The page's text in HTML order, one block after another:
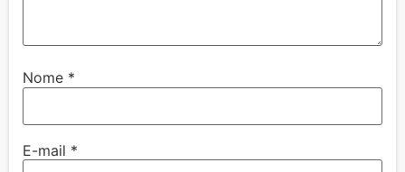
Nome *
E-mail *